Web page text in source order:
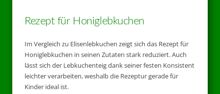
Rezept für Honiglebkuchen
Im Vergleich zu Elisenlebkuchen zeigt sich das Rezept für
Honiglebkuchen in seinen Zutaten stark reduziert. Auch
lässt sich der Lebkuchenteig dank seiner festen Konsistent
leichter verarbeiten, weshalb die Rezeptur gerade für
Kinder ideal ist.